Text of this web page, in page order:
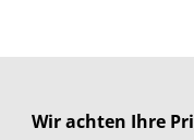
Wir achten Ihre